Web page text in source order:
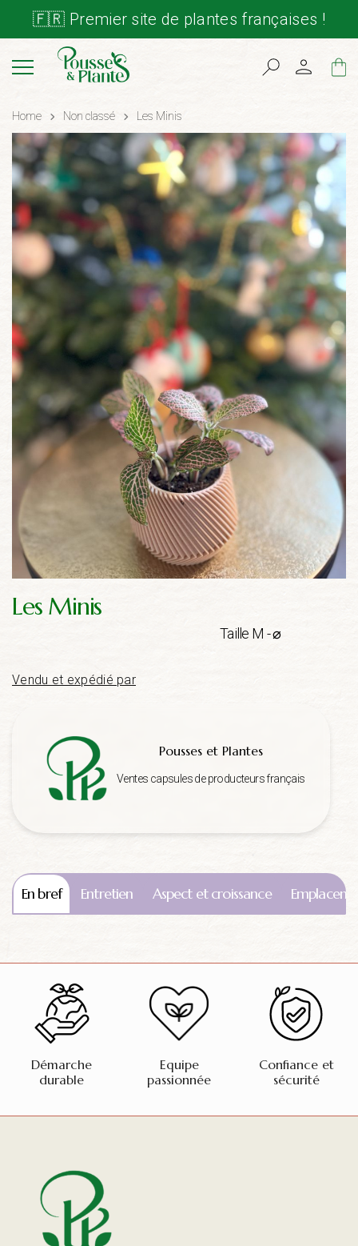
🇫🇷 Premier site de plantes françaises !
Cart
Home Non classé Les Minis
Les Minis
Taille M - ⌀
Vendu et expédié par
Pousses et Plantes
Ventes capsules de producteurs français
En bref Entretien Aspect et croissance
Démarche
durable
Equipe
passionnée
Confiance et
sécurité